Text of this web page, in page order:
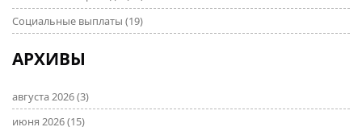
Социальные выплаты (19)
АРХИВЫ
августа 2026(3)
июня 2026(15)